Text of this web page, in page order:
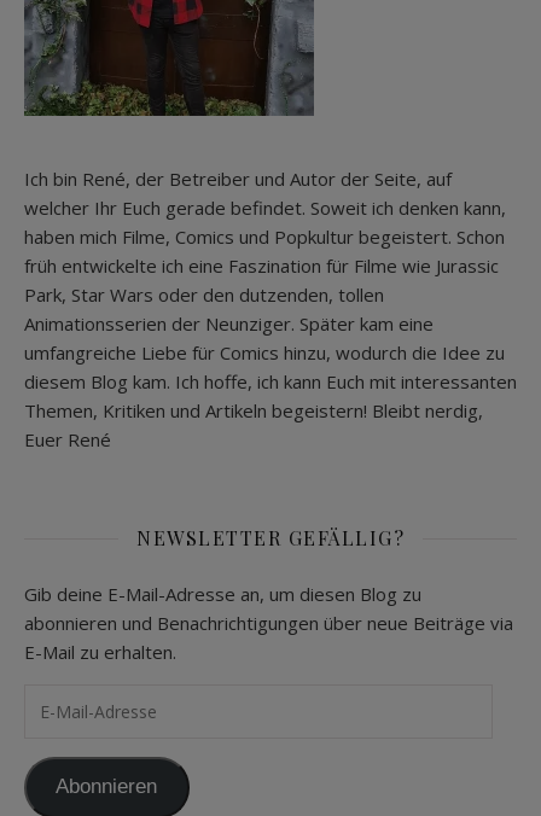
Ich bin René, der Betreiber und Autor der Seite, auf
welcher Ihr Euch gerade befindet. Soweit ich denken kann,
haben mich Filme, Comics und Popkultur begeistert. Schon
früh entwickelte ich eine Faszination für Filme wie Jurassic
Park, Star Wars oder den dutzenden, tollen
Animationsserien der Neunziger. Später kam eine
umfangreiche Liebe für Comics hinzu, wodurch die Idee zu
diesem Blog kam. Ich hoffe, ich kann Euch mit interessanten
Themen, Kritiken und Artikeln begeistern! Bleibt nerdig,
Euer René
NEWSLETTER GEFÄLLIG?
Gib deine E-Mail-Adresse an, um diesen Blog zu
abonnieren und Benachrichtigungen über neue Beiträge via
E-Mail zu erhalten.
Abonnieren